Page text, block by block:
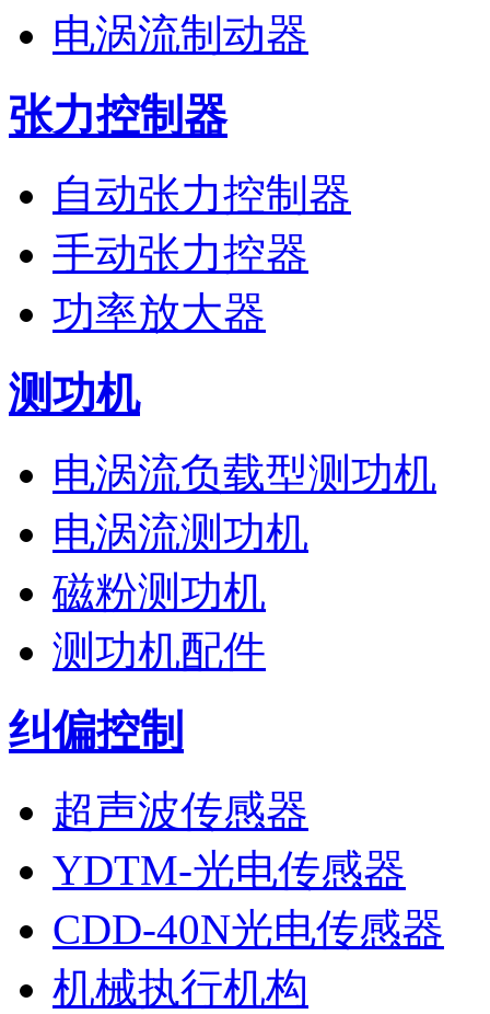
电涡流制动器
张力控制器
自动张力控制器
手动张力控器
功率放大器
测功机
电涡流负载型测功机
电涡流测功机
磁粉测功机
测功机配件
纠偏控制
超声波传感器
YDTM-光电传感器
CDD-40N光电传感器
机械执行机构